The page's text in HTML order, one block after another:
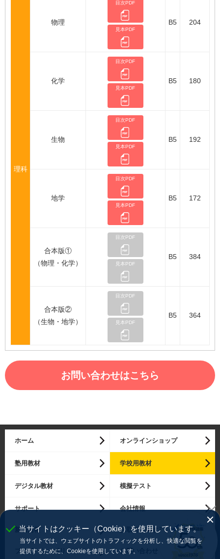
理科
物理
目次PDF
見本PDF
B5 204
化学
目次PDF
見本PDF
B5 180
生物
目次PDF
見本PDF
B5 192
地学
目次PDF
見本PDF
B5 172
合本版①
（物理・化学）
目次PDF
見本PDF
B5 384
合本版②
（生物・地学）
目次PDF
見本PDF
B5 364
お問い合わせはこちら
ホーム オンラインショップ
塾用教材 学校用教材
デジタル教材 模擬テスト
サポート 会社情報
新着情報 お取引に関する確認事項
プライバシーポリシー お問い合わせ
当サイトはクッキー（Cookie）を使用しています。
当サイトでは、ウェブサイトのトラフィックを分析し、快適な閲覧を
提供するために、Cookieを使用しています。